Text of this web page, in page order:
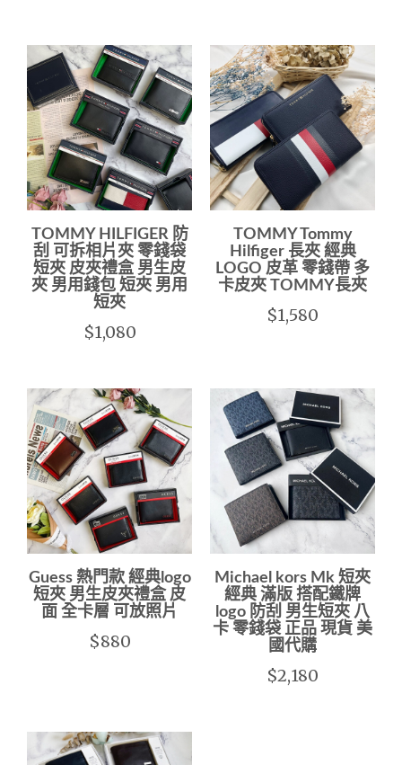
TOMMY HILFIGER 防
刮 可拆相片夾 零錢袋
短夾 皮夾禮盒 男生皮
夾 男用錢包 短夾 男用
短夾
$1,080
TOMMY Tommy
Hilfiger 長夾 經典
LOGO 皮革 零錢帶 多
卡皮夾 TOMMY長夾
$1,580
Guess 熱門款 經典logo
短夾 男生皮夾禮盒 皮
面 全卡層 可放照片
$880
Michael kors Mk 短夾
經典 滿版 搭配鐵牌
logo 防刮 男生短夾 八
卡 零錢袋 正品 現貨 美
國代購
$2,180